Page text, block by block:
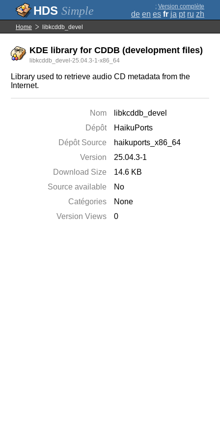
Simple ; Version complète
de en es fr ja pt ru zh
Home libkcddb_devel
KDE library for CDDB (development files)
libkcddb_devel-25.04.3-1-x86_64
Library used to retrieve audio CD metadata from the
Internet.
Nom
libkcddb_devel
Dépôt
HaikuPorts
Dépôt Source
haikuports_x86_64
Version
25.04.3-1
Download Size
14.6 KB
Source available
No
Catégories
None
Version Views
0